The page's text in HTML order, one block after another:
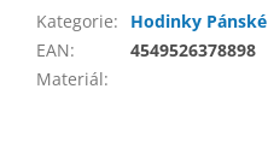
Kategorie:
Hodinky Pánské
EAN:
4549526378898
Materiál: